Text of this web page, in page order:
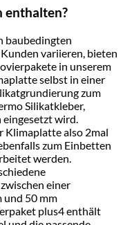
enthalten?
baubedingten
variieren, bieten
in unserem
selbst in einer
zum
Silikatkleber,
wird.
Klimaplatte also 2mal
zum Einbetten
werden.
einer
und 50 mm
plus4 enthält